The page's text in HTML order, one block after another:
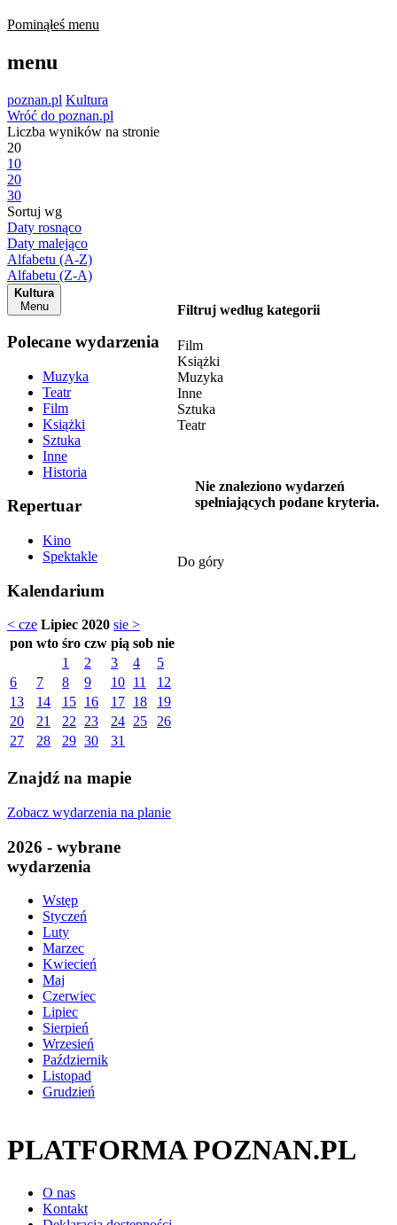
Pominąłeś menu
menu
poznan.pl Kultura
Wróć do poznan.pl
Liczba wyników na stronie
20
10
20
30
Sortuj wg
Daty rosnąco
Daty malejąco
Alfabetu (A-Z)
Alfabetu (Z-A)
Kultura
Menu
Polecane wydarzenia
Muzyka
Teatr
Film
Książki
Sztuka
Inne
Historia
Repertuar
Kino
Spektakle
Kalendarium
< cze Lipiec 2020 sie >
pon wto śro czw pią sob nie
1
2 3 4
5
6
7 8 9 10 11
12
13
14 15 16 17 18
19
20
21 22 23 24 25
26
27
28 29 30 31
Znajdź na mapie
Zobacz wydarzenia na planie
2026 - wybrane
wydarzenia
Wstęp
Styczeń
Luty
Marzec
Kwiecień
Maj
Czerwiec
Lipiec
Sierpień
Wrzesień
Październik
Listopad
Grudzień
Filtruj według kategorii
Film
Książki
Muzyka
Inne
Sztuka
Teatr
Nie znaleziono wydarzeń
spełniających podane kryteria.
Do góry
PLATFORMA POZNAN.PL
O nas
Kontakt